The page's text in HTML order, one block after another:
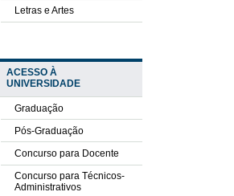
Letras e Artes
ACESSO À
UNIVERSIDADE
Graduação
Pós-Graduação
Concurso para Docente
Concurso para Técnicos-
Administrativos